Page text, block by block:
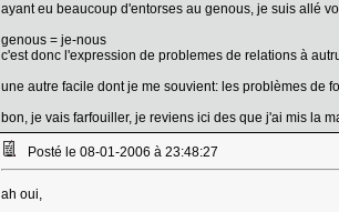
ayant eu beaucoup d'entorses au genous, je suis allé
genous = je-nous
c'est donc l'expression de problemes de relations à
une autre facile dont je me souvient: les problèmes de
bon, je vais farfouiller, je reviens ici des que j'ai mis la
Posté le 08-01-2006 à 23:48:27
ah oui,